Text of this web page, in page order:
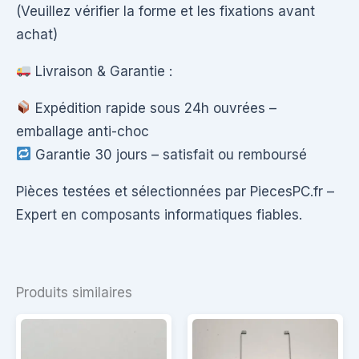
(Veuillez vérifier la forme et les fixations avant
achat)
Livraison & Garantie :
Expédition rapide sous 24h ouvrées –
emballage anti-choc
Garantie 30 jours – satisfait ou remboursé
Pièces testées et sélectionnées par PiecesPC.fr –
Expert en composants informatiques fiables.
Produits similaires